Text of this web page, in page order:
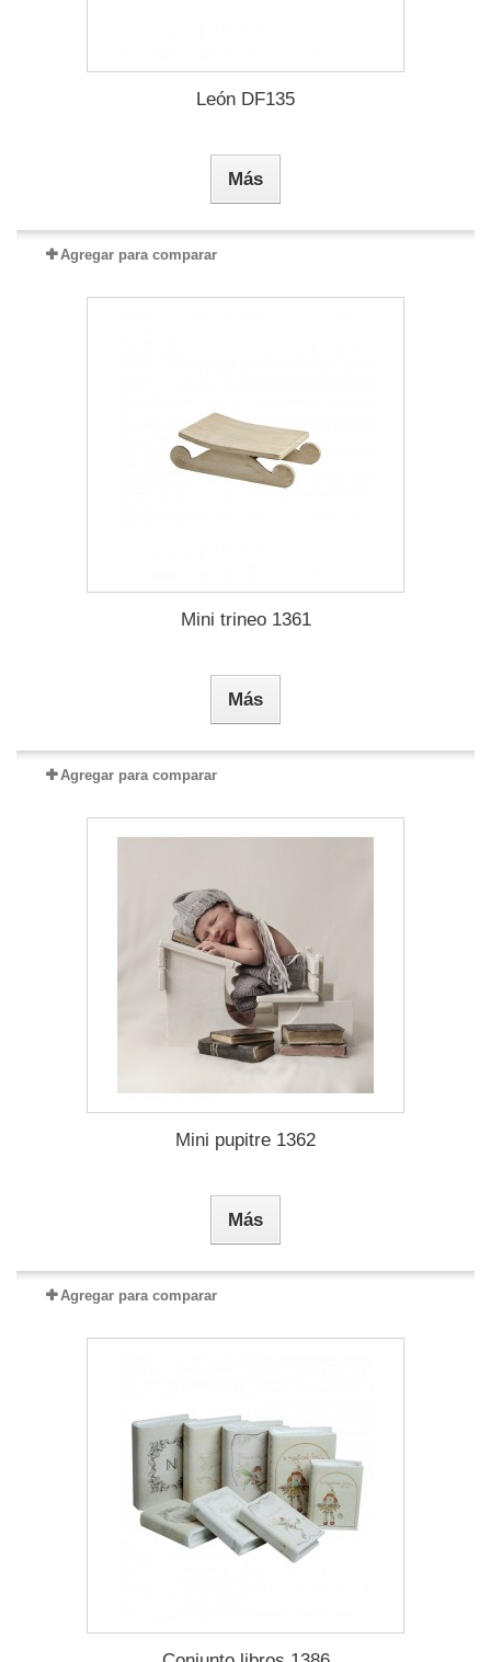
León DF135
Más
Agregar para comparar
Mini trineo 1361
Más
Agregar para comparar
Mini pupitre 1362
Más
Agregar para comparar